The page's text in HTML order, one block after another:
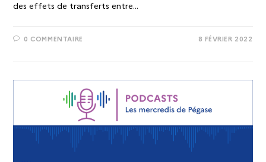
des effets de transferts entre…
0 COMMENTAIRE 8 FÉVRIER 2022